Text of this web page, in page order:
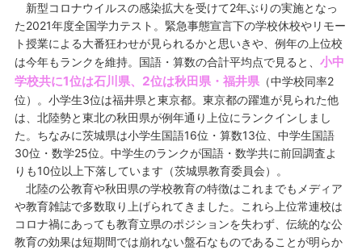
お問い合わせ/入塾お申し込み
新型コロナウイルスの感染拡大を受けて2年ぶりの実施となっ
た2021年度全国学力テスト。緊急事態宣言下の学校休校やリモー
ト授業による大番狂わせが見られるかと思いきや、例年の上位校
は今年もランクを維持。国語・算数の合計平均点で見ると、 小中
学校共に1位は石川県、2位は秋田県・福井県（中学校同率2
位）。小学生3位は福井県と東京都。東京都の躍進が見られた他
は、北陸勢と東北の秋田県が例年通り上位にランクインしまし
た。ちなみに茨城県は小学生国語16位・算数13位、中学生国語
30位・数学25位。中学生のランクが国語・数学共に前回調査よ
りも10位以上下落しています（茨城県教育委員会）。
北陸の公教育や秋田県の学校教育の特徴はこれまでもメディア
や教育雑誌で多数取り上げられてきました。これら上位常連校は
コロナ禍にあっても教育立県のポジションを失わず、伝統的な公
教育の効果は短期間では崩れない盤石なものであることが明らか